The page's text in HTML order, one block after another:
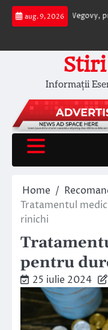
Skip
aug. 9, 2026
Wegovy, prima
Informații
Home
Tratamentul
rinichi
pentru
25 iulie 2024